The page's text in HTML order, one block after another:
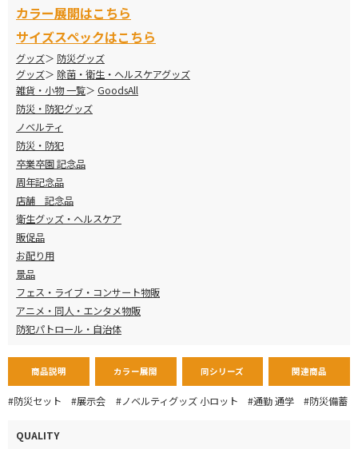
カラー展開はこちら
サイズスペックはこちら
グッズ
防災グッズ
グッズ
除菌・衛生・ヘルスケアグッズ
雑貨・小物 一覧
GoodsAll
防災・防犯グッズ
ノベルティ
防災・防犯
卒業卒園 記念品
周年記念品
店舗 記念品
衛生グッズ・ヘルスケア
販促品
お配り用
景品
フェス・ライブ・コンサート物販
アニメ・同人・エンタメ物販
防犯パトロール・自治体
商品説明 カラー展開 同シリーズ 関連商品
#防災セット #展示会 #ノベルティグッズ 小ロット #通勤 通学 #防災備蓄
QUALITY